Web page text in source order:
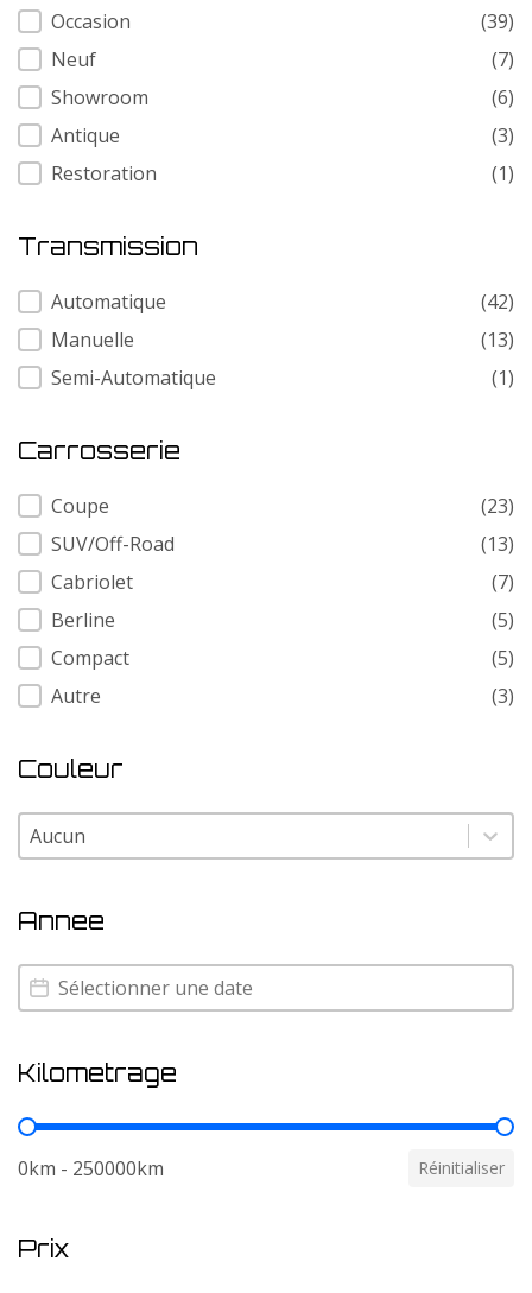
Condition
Occasion
(39)
Neuf
(7)
Showroom
(6)
Antique
(3)
Restoration
(1)
Transmission
Transmission
Automatique
(42)
Manuelle
(13)
Semi-Automatique
(1)
Carrosserie
Carrosserie
Coupe
(23)
SUV/Off-Road
(13)
Cabriolet
(7)
Berline
(5)
Compact
(5)
Autre
(3)
Couleur
Couleur
Couleur
Annee
Annee
Annee
Kilometrage
Kilometrage
0km - 250000km Réinitialiser
Prix